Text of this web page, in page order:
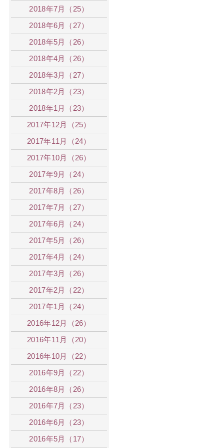
2018年7月（25）
2018年6月（27）
2018年5月（26）
2018年4月（26）
2018年3月（27）
2018年2月（23）
2018年1月（23）
2017年12月（25）
2017年11月（24）
2017年10月（26）
2017年9月（24）
2017年8月（26）
2017年7月（27）
2017年6月（24）
2017年5月（26）
2017年4月（24）
2017年3月（26）
2017年2月（22）
2017年1月（24）
2016年12月（26）
2016年11月（20）
2016年10月（22）
2016年9月（22）
2016年8月（26）
2016年7月（23）
2016年6月（23）
2016年5月（17）